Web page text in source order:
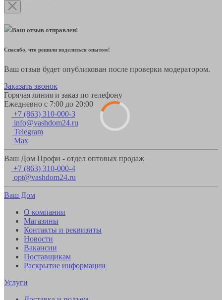
Ваш отзыв отправлен!
Спасибо, что решили поделиться опытом!
Ваш отзыв будет опубликован после проверки модератором.
Заказать звонок
Горячая линия и заказ по телефону
Ежедневно с 7:00 до 20:00
+7 (863) 310-000-3
info@vashdom24.ru
Telegram
Max
Ваш Дом Профи - отдел оптовых продаж
+7 (863) 310-000-4
opt@vashdom24.ru
Ваш Дом
О компании
Магазины
Контакты и реквизиты
Новости
Вакансии
Поставщикам
Раскрытие информации
Услуги